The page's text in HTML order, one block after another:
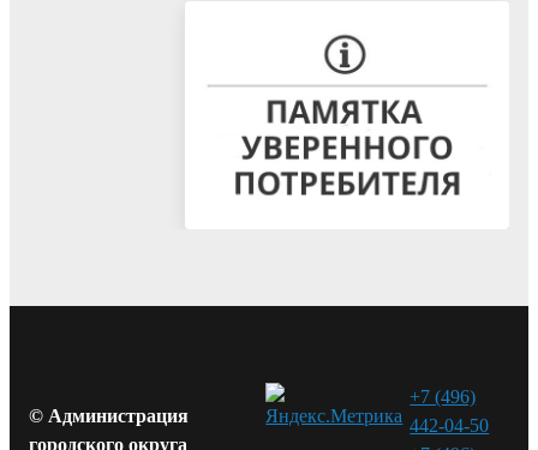
© Администрация
городского округа
+7 (496)
442-04-50